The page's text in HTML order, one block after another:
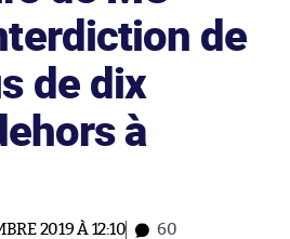
de
de dix
à
2019 À 12:10 60